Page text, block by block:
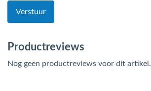
Verstuur
Productreviews
Nog geen productreviews voor dit artikel.